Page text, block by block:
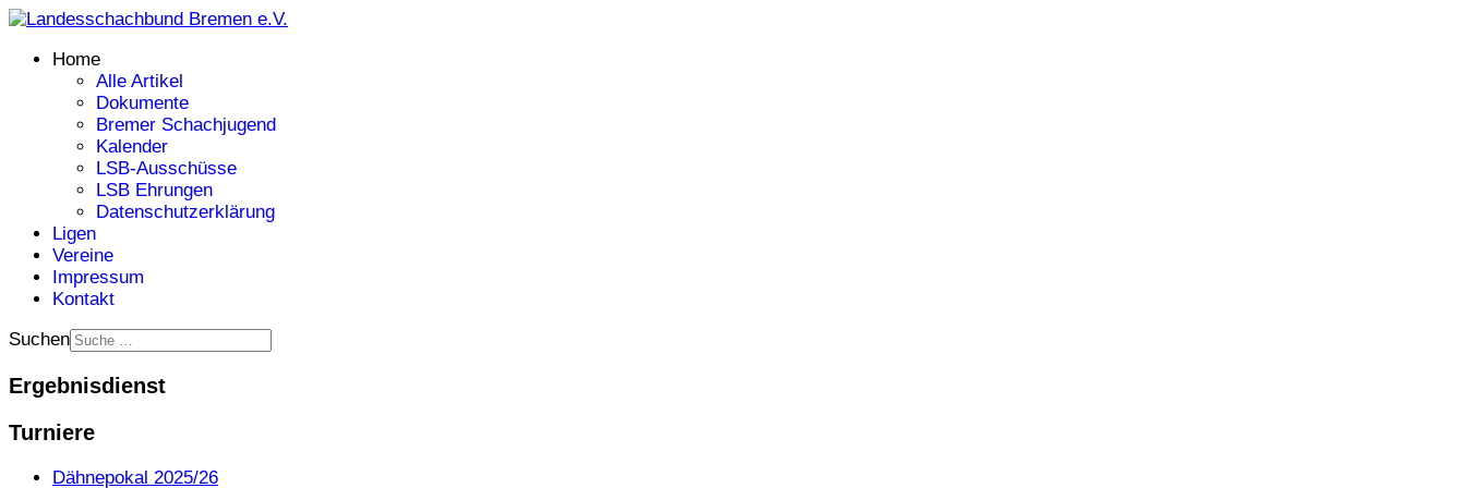
Home
Alle Artikel
Dokumente
Bremer Schachjugend
Kalender
LSB-Ausschüsse
LSB Ehrungen
Datenschutzerklärung
Ligen
Vereine
Impressum
Kontakt
Suchen
Ergebnisdienst
Turniere
Dähnepokal 2025/26